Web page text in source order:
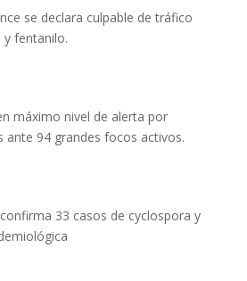
se declara culpable de tráfico
fentanilo.
máximo nivel de alerta por
ante 94 grandes focos activos.
33 casos de cyclospora y